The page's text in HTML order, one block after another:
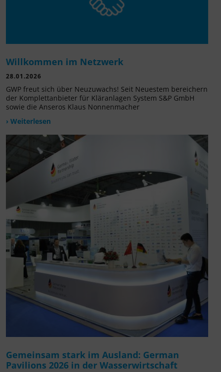
Willkommen im Netzwerk
28.01.2026
GWP freut sich über Neuzuwachs! Seit Neuestem bereichern
der Komplettanbieter für Kläranlagen System S&P GmbH
sowie die Anseros Klaus Nonnenmacher
› Weiterlesen
Gemeinsam stark im Ausland: German
Pavilions 2026 in der Wasserwirtschaft